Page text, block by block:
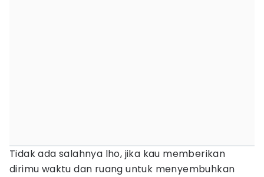
Tidak ada salahnya lho, jika kau memberikan
dirimu waktu dan ruang untuk menyembuhkan